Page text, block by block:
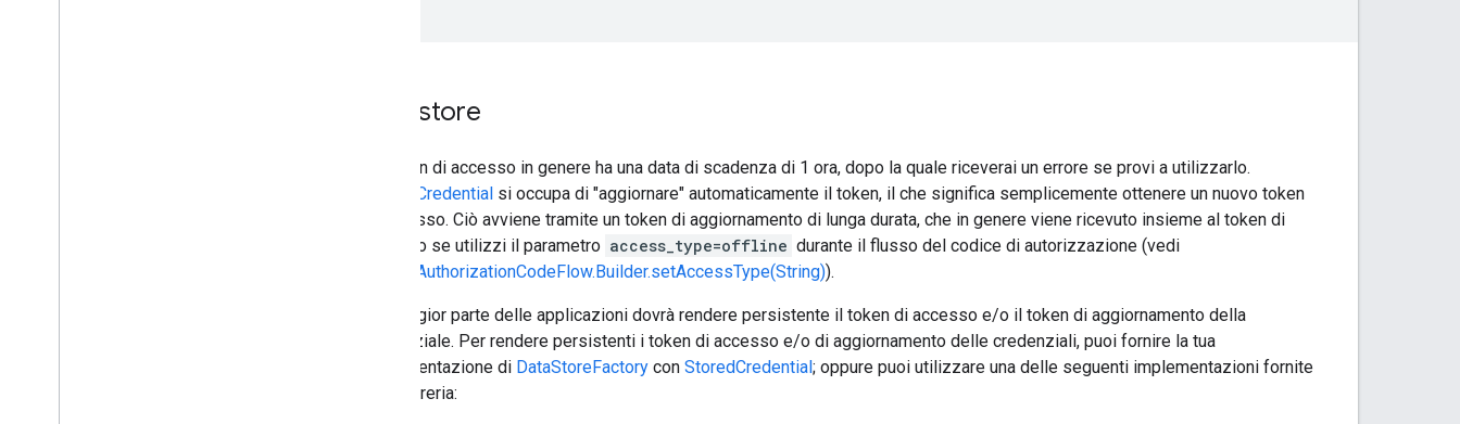
Datastore
Un token di accesso in genere ha una data di scadenza di 1 ora, dopo la quale riceverai un errore se provi a utilizzarlo.
GoogleCredential si occupa di "aggiornare" automaticamente il token, il che significa semplicemente ottenere un nuovo token
di accesso. Ciò avviene tramite un token di aggiornamento di lunga durata, che in genere viene ricevuto insieme al token di
accesso se utilizzi il parametro access_type=offline durante il flusso del codice di autorizzazione (vedi
GoogleAuthorizationCodeFlow.Builder.setAccessType(String)).
La maggior parte delle applicazioni dovrà rendere persistente il token di accesso e/o il token di aggiornamento della
credenziale. Per rendere persistenti i token di accesso e/o di aggiornamento delle credenziali, puoi fornire la tua
implementazione di DataStoreFactory con StoredCredential; oppure puoi utilizzare una delle seguenti implementazioni fornite
dalla libreria: